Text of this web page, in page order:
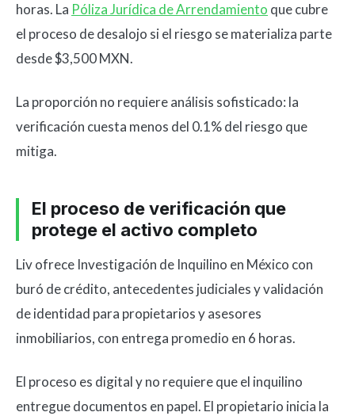
horas. La Póliza Jurídica de Arrendamiento que cubre
el proceso de desalojo si el riesgo se materializa parte
desde $3,500 MXN.
La proporción no requiere análisis sofisticado: la
verificación cuesta menos del 0.1% del riesgo que
mitiga.
El proceso de verificación que
protege el activo completo
Liv ofrece Investigación de Inquilino en México con
buró de crédito, antecedentes judiciales y validación
de identidad para propietarios y asesores
inmobiliarios, con entrega promedio en 6 horas.
El proceso es digital y no requiere que el inquilino
entregue documentos en papel. El propietario inicia la